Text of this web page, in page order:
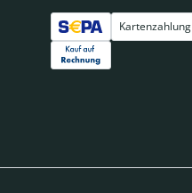
Kartenzahlung